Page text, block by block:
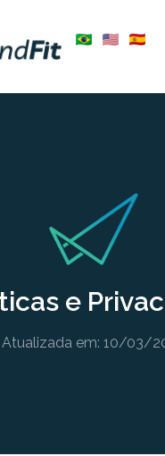
e
Atualizada em: 10/03/